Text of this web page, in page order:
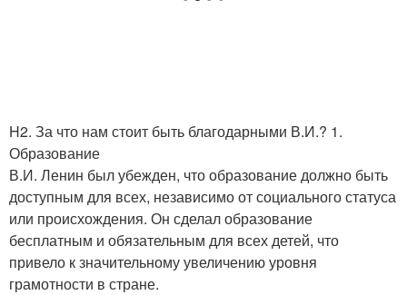
H2. За что нам стоит быть благодарными В.И.? 1.
Образование
В.И. Ленин был убежден, что образование должно быть
доступным для всех, независимо от социального статуса
или происхождения. Он сделал образование
бесплатным и обязательным для всех детей, что
привело к значительному увеличению уровня
грамотности в стране.